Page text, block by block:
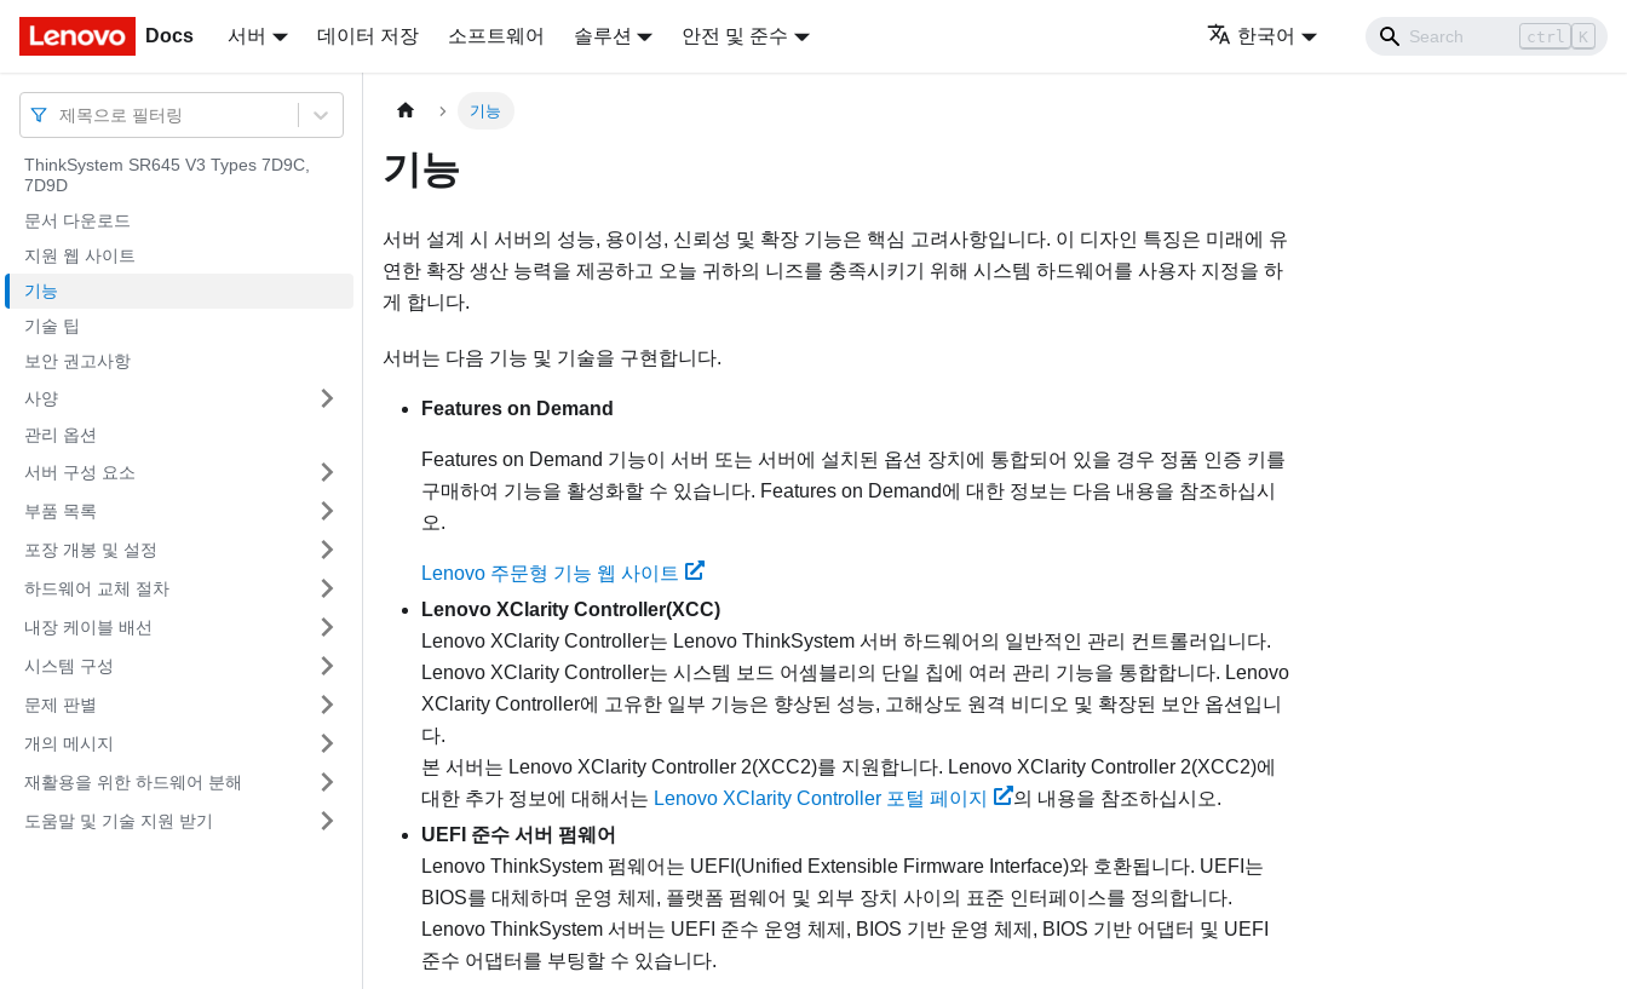
Docs 서버 데이터 저장 소프트웨어 솔루션 안전 및 준수 한국어 ctrl K
Docs
제목으로 필터링
ThinkSystem SR645 V3 Types 7D9C,
7D9D
문서 다운로드
지원 웹 사이트
기능
기술 팁
보안 권고사항
사양
관리 옵션
서버 구성 요소
부품 목록
포장 개봉 및 설정
하드웨어 교체 절차
내장 케이블 배선
시스템 구성
문제 판별
개의 메시지
재활용을 위한 하드웨어 분해
도움말 및 기술 지원 받기
기능
기능
서버 설계 시 서버의 성능, 용이성, 신뢰성 및 확장 기능은 핵심 고려사항입니다. 이 디자인 특징은 미래에 유
연한 확장 생산 능력을 제공하고 오늘 귀하의 니즈를 충족시키기 위해 시스템 하드웨어를 사용자 지정을 하
게 합니다.
서버는 다음 기능 및 기술을 구현합니다.
Features on Demand
Features on Demand 기능이 서버 또는 서버에 설치된 옵션 장치에 통합되어 있을 경우 정품 인증 키를
구매하여 기능을 활성화할 수 있습니다. Features on Demand에 대한 정보는 다음 내용을 참조하십시
오.
Lenovo 주문형 기능 웹 사이트
Lenovo XClarity Controller(XCC)
Lenovo XClarity Controller는 Lenovo ThinkSystem 서버 하드웨어의 일반적인 관리 컨트롤러입니다.
Lenovo XClarity Controller는 시스템 보드 어셈블리의 단일 칩에 여러 관리 기능을 통합합니다. Lenovo
XClarity Controller에 고유한 일부 기능은 향상된 성능, 고해상도 원격 비디오 및 확장된 보안 옵션입니
다.
본 서버는 Lenovo XClarity Controller 2(XCC2)를 지원합니다. Lenovo XClarity Controller 2(XCC2)에
대한 추가 정보에 대해서는 Lenovo XClarity Controller 포털 페이지
의 내용을 참조하십시오.
UEFI 준수 서버 펌웨어
Lenovo ThinkSystem 펌웨어는 UEFI(Unified Extensible Firmware Interface)와 호환됩니다. UEFI는
BIOS를 대체하며 운영 체제, 플랫폼 펌웨어 및 외부 장치 사이의 표준 인터페이스를 정의합니다.
Lenovo ThinkSystem 서버는 UEFI 준수 운영 체제, BIOS 기반 운영 체제, BIOS 기반 어댑터 및 UEFI
준수 어댑터를 부팅할 수 있습니다.